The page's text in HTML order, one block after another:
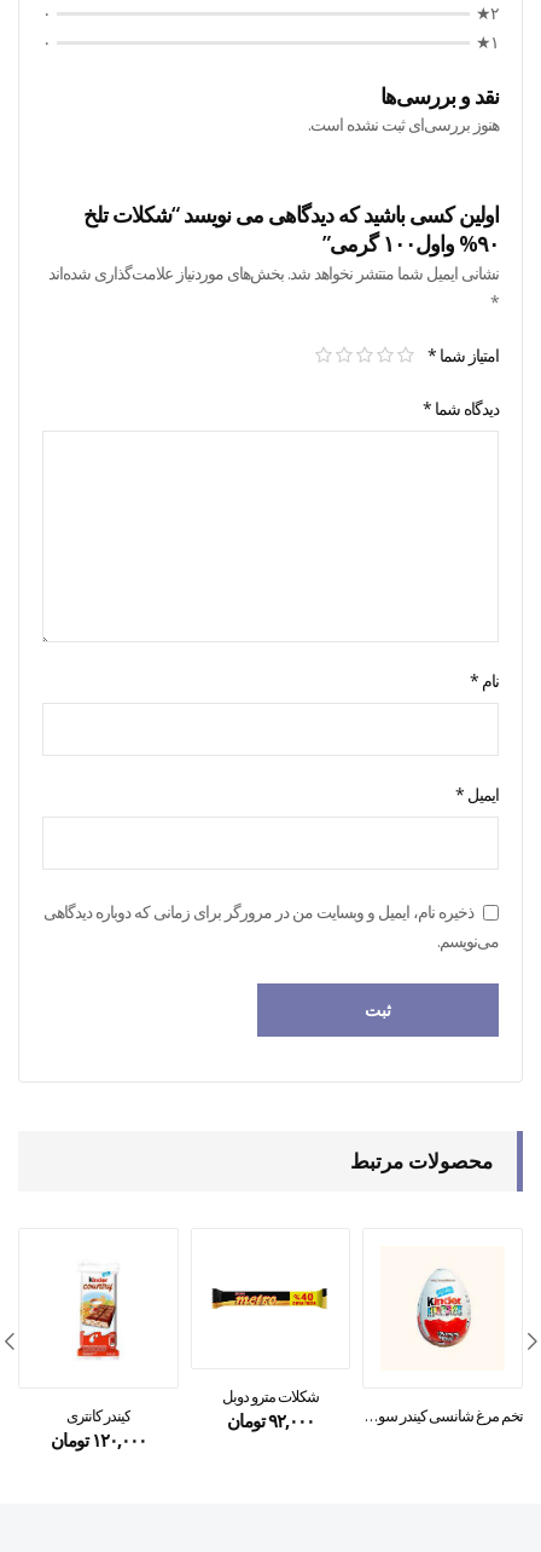
۲★
۰
۱★
۰
نقد و بررسی‌ها
هنوز بررسی‌ای ثبت نشده است.
اولین کسی باشید که دیدگاهی می نویسد “شکلات تلخ
۹۰% واول۱۰۰ گرمی”
نشانی ایمیل شما منتشر نخواهد شد. بخش‌های موردنیاز علامت‌گذاری شده‌اند
*
امتیاز شما *
دیدگاه شما *
نام *
ایمیل *
ذخیره نام، ایمیل و وبسایت من در مرورگر برای زمانی که دوباره دیدگاهی
می‌نویسم.
محصولات مرتبط
تخم مرغ شانسی کیندر سورپرایز
شکلات مترو دوبل
۹۲,۰۰۰تومان کیندر کانتری
۱۲۰,۰۰۰ تومان